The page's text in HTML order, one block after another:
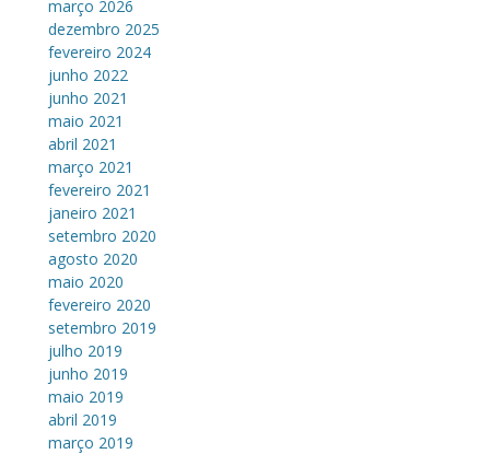
março 2026
dezembro 2025
fevereiro 2024
junho 2022
junho 2021
maio 2021
abril 2021
março 2021
fevereiro 2021
janeiro 2021
setembro 2020
agosto 2020
maio 2020
fevereiro 2020
setembro 2019
julho 2019
junho 2019
maio 2019
abril 2019
março 2019